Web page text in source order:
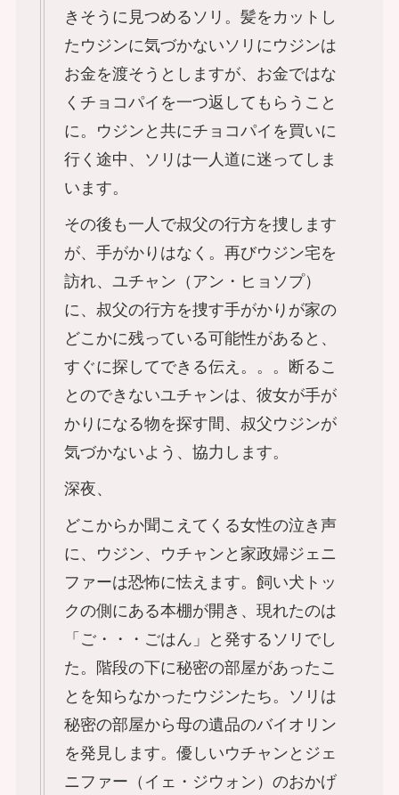
きそうに見つめるソリ。髪をカットし
たウジンに気づかないソリにウジンは
お金を渡そうとしますが、お金ではな
くチョコパイを一つ返してもらうこと
に。ウジンと共にチョコパイを買いに
行く途中、ソリは一人道に迷ってしま
います。
その後も一人で叔父の行方を捜します
が、手がかりはなく。再びウジン宅を
訪れ、ユチャン（アン・ヒョソプ）
に、叔父の行方を捜す手がかりが家の
どこかに残っている可能性があると、
すぐに探してできる伝え。。。断るこ
とのできないユチャンは、彼女が手が
かりになる物を探す間、叔父ウジンが
気づかないよう、協力します。
深夜、
どこからか聞こえてくる女性の泣き声
に、ウジン、ウチャンと家政婦ジェニ
ファーは恐怖に怯えます。飼い犬トッ
クの側にある本棚が開き、現れたのは
「ご・・・ごはん」と発するソリでし
た。階段の下に秘密の部屋があったこ
とを知らなかったウジンたち。ソリは
秘密の部屋から母の遺品のバイオリン
を発見します。優しいウチャンとジェ
ニファー（イェ・ジウォン）のおかげ